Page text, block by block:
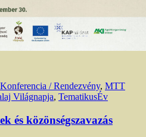
Konferencia / Rendezvény, MTT
Világnapja, TematikusÉv
és közönségszavazás